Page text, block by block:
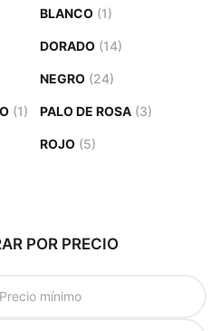
BLANCO (1)
DORADO (14)
NEGRO (24)
(1) PALO DE ROSA (3)
ROJO (5)
POR PRECIO